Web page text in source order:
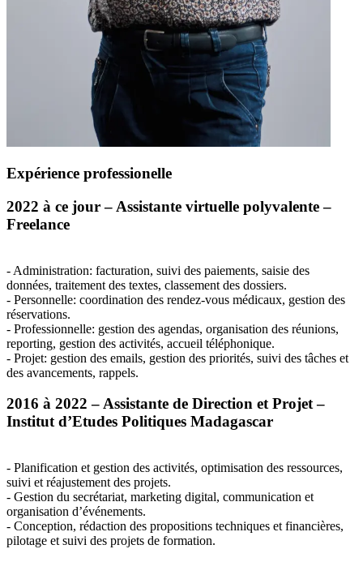
Expérience professionelle
2022 à ce jour – Assistante virtuelle polyvalente –
Freelance
- Administration: facturation, suivi des paiements, saisie des
données, traitement des textes, classement des dossiers.
- Personnelle: coordination des rendez-vous médicaux, gestion des
réservations.
- Professionnelle: gestion des agendas, organisation des réunions,
reporting, gestion des activités, accueil téléphonique.
- Projet: gestion des emails, gestion des priorités, suivi des tâches et
des avancements, rappels.
2016 à 2022 – Assistante de Direction et Projet –
Institut d’Etudes Politiques Madagascar
- Planification et gestion des activités, optimisation des ressources,
suivi et réajustement des projets.
- Gestion du secrétariat, marketing digital, communication et
organisation d’événements.
- Conception, rédaction des propositions techniques et financières,
pilotage et suivi des projets de formation.